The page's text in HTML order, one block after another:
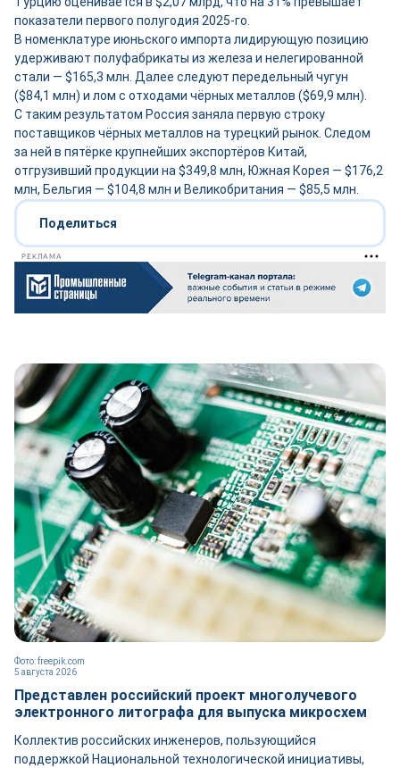
показатели первого полугодия 2025-го.
В номенклатуре июньского импорта лидирующую позицию
удерживают полуфабрикаты из железа и нелегированной
стали — $165,3 млн. Далее следуют передельный чугун
($84,1 млн) и лом с отходами чёрных металлов ($69,9 млн).
С таким результатом Россия заняла первую строку
поставщиков чёрных металлов на турецкий рынок. Следом
за ней в пятёрке крупнейших экспортёров Китай,
отгрузивший продукции на $349,8 млн, Южная Корея — $176,2
млн, Бельгия — $104,8 млн и Великобритания — $85,5 млн.
Поделиться
РЕКЛАМА
5 августа 2026
Фото: freepik.com
Представлен российский проект многолучевого
электронного литографа для выпуска микросхем
Коллектив российских инженеров, пользующийся
поддержкой Национальной технологической инициативы,